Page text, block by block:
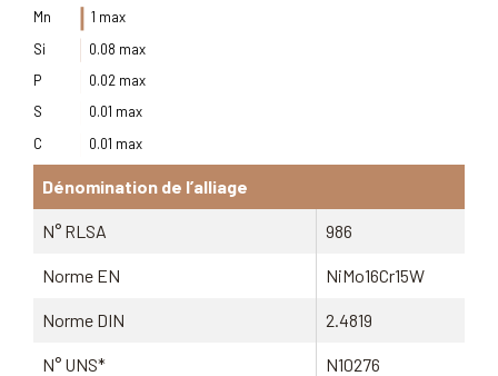
Mn
1 max
Si
0.08 max
P
0.02 max
S
0.01 max
C
0.01 max
Dénomination de l’alliage
N° RLSA 986
Norme EN NiMo16Cr15W
Norme DIN 2.4819
N° UNS* N10276